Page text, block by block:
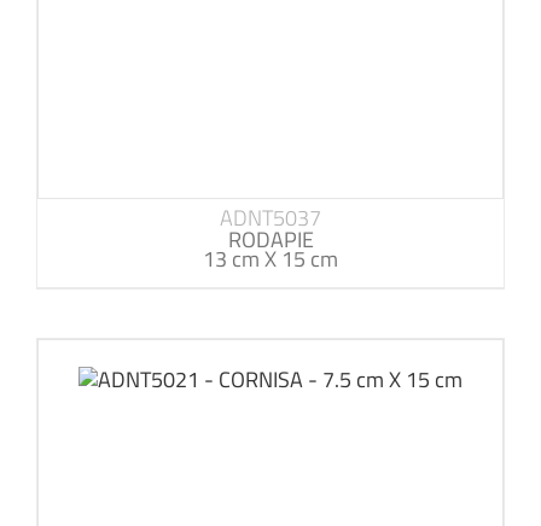
ADNT5037
RODAPIE
13 cm X 15 cm